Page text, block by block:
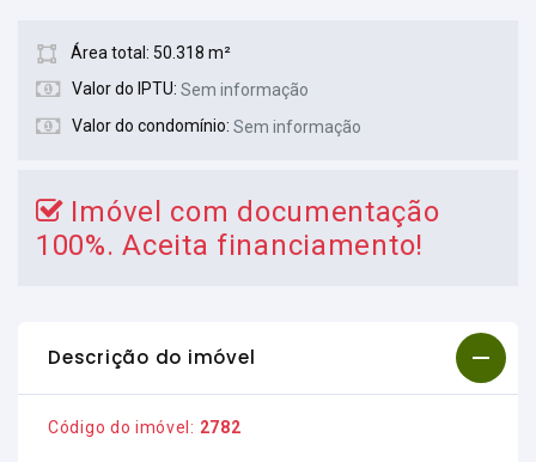
Área total: 50.318 m²
Valor do IPTU: Sem informação
Valor do condomínio: Sem informação
Imóvel com documentação
100%. Aceita financiamento!
Descrição do imóvel
Código do imóvel: 2782